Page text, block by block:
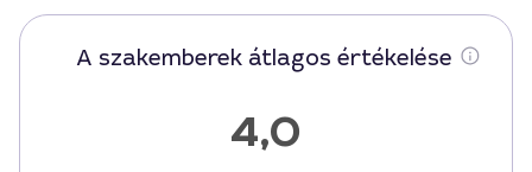
A szakemberek átlagos értékelése
4,0